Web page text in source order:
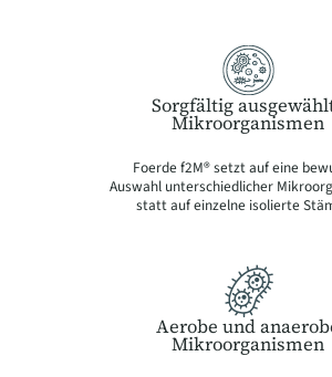
Sorgfältig
Mikroorganismen
Foerde f2M® setzt auf eine
Auswahl unterschiedlicher
statt auf einzelne isolierte
Aerobe und
Mikroorganismen